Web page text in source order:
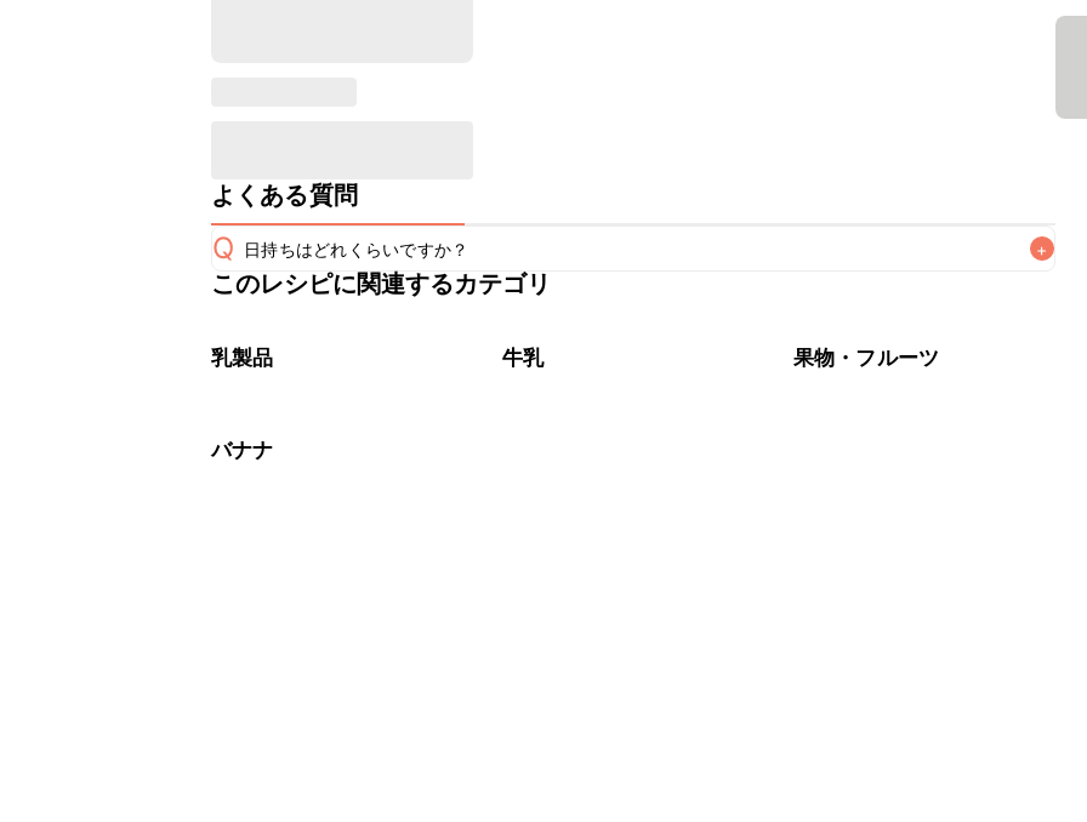
よくある質問
Q 日持ちはどれくらいですか？ +
保存期間は冷蔵で当日中が目安です。なるべくお早めにお召し上がりください。
※日持ちは目安です。
このレシピに関連するカテゴリ
乳製品 牛乳 果物・フルーツ
バナナ